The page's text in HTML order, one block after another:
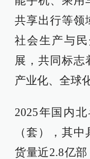
共享出行等领
社会生产与
展，共同标志
产业化、全球
2025年国内
（套），其
货量近2.8亿